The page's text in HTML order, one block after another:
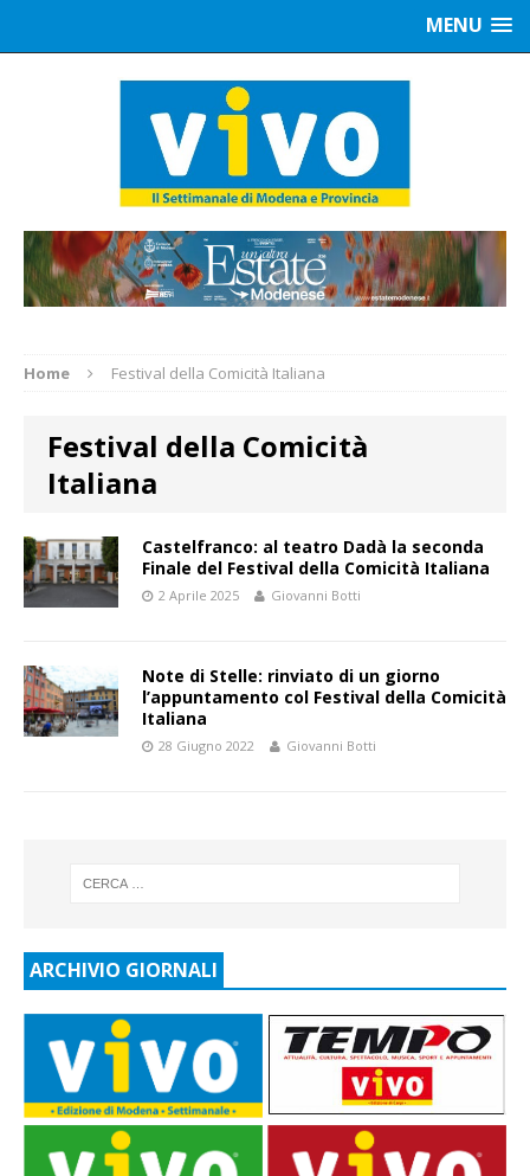
MENU
Home Festival della Comicità Italiana
Festival della Comicità
Italiana
Castelfranco: al teatro Dadà la seconda
Finale del Festival della Comicità Italiana
2 Aprile 2025 Giovanni Botti
Note di Stelle: rinviato di un giorno
l’appuntamento col Festival della Comicità
Italiana
28 Giugno 2022 Giovanni Botti
ARCHIVIO GIORNALI